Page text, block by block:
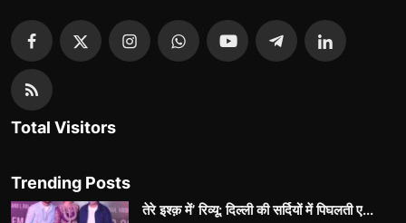
Total Visitors
Trending Posts
तेरे इश्क़ में’ रिव्यू: दिल्ली की सर्दियों में पिघलती ए...